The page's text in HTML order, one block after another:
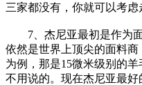
三家都没有，你就可以考虑
7、杰尼亚最初是作为面
依然是世界上顶尖的面料
为例，那是15微米级别的
不用说的。现在杰尼亚最好